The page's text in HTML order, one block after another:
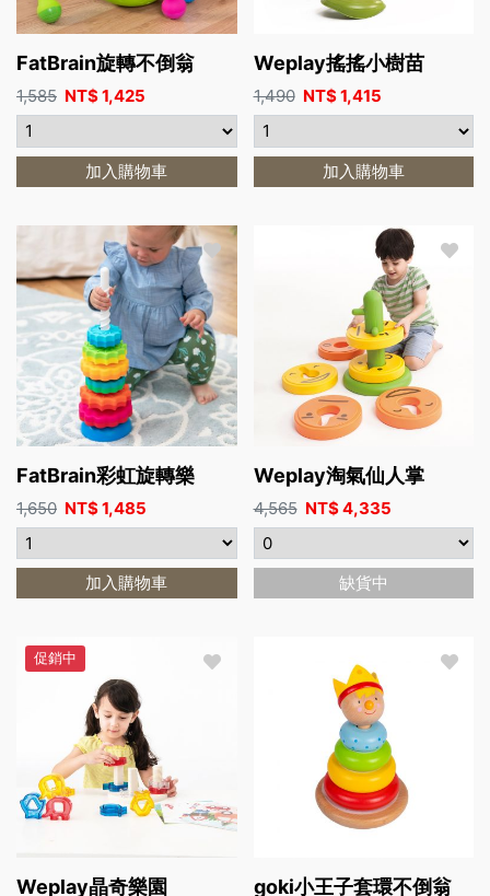
FatBrain旋轉不倒翁
1,585 NT$1,425
加入購物車
Weplay搖搖小樹苗
1,490 NT$1,415
加入購物車
FatBrain彩虹旋轉樂
1,650 NT$1,485
加入購物車
Weplay淘氣仙人掌
4,565 NT$4,335
缺貨中
促銷中
Weplay晶奇樂園 goki小王子套環不倒翁